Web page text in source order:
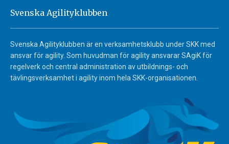
Svenska Agilityklubben
Svenska Agilityklubben är en verksamhetsklubb under SKK med
ansvar för agility. Som huvudman för agility ansvarar SAgiK för
regelverk och central administration av utbildnings- och
tävlingsverksamhet i agility inom hela SKK-organisationen.